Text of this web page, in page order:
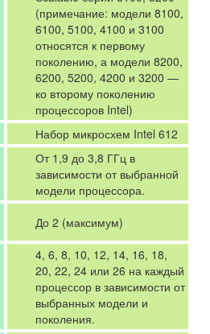
(примечание: модели 8100,
6100, 5100, 4100 и 3100
относятся к первому
поколению, а модели 8200,
6200, 5200, 4200 и 3200 —
ко второму поколению
процессоров Intel)
Набор микросхем Intel 612
От 1,9 до 3,8 ГГц в
зависимости от выбранной
модели процессора.
До 2 (максимум)
4, 6, 8, 10, 12, 14, 16, 18,
20, 22, 24 или 26 на каждый
процессор в зависимости от
выбранных модели и
поколения.